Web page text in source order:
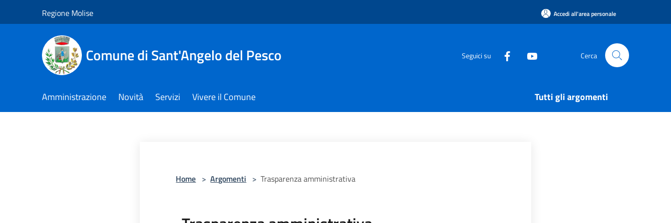
Regione Molise Accedi all'area personale
Comune di Sant'Angelo del Pesco Seguici su Cerca
Amministrazione Novità Servizi Vivere il Comune Tutti gli argomenti
Home > Argomenti > Trasparenza amministrativa